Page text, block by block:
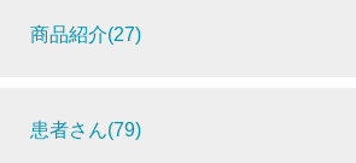
商品紹介(27)
患者さん(79)